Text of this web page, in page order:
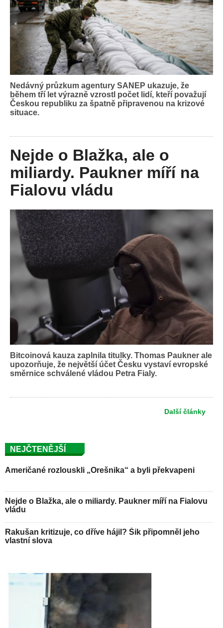
Nedávný průzkum agentury SANEP ukazuje, že
během tří let výrazně vzrostl počet lidí, kteří považují
Českou republiku za špatně připravenou na krizové
situace.
Nejde o Blažka, ale o
miliardy. Paukner míří na
Fialovu vládu
Bitcoinová kauza zaplnila titulky. Thomas Paukner ale
upozorňuje, že největší účet Česku vystaví evropské
směrnice schválené vládou Petra Fialy.
Další články
NEJČTENĚJŠÍ
Američané rozlouskli „Orešnika“ a byli překvapeni
Nejde o Blažka, ale o miliardy. Paukner míří na Fialovu
vládu
Rakušan kritizuje, co dříve hájil? Šik připomněl jeho
vlastní slova